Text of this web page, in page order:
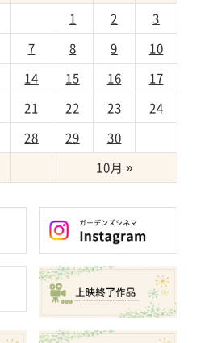
1
2
3
7 8 9
10
14 15 16
17
21 22 23
24
28 29
30
10月 »